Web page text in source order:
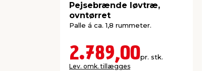
Pejsebrænde løvtræ,
ovntørret
Palle á ca. 1,8 rummeter.
2.789,00pr. stk.
Lev. omk. tillægges